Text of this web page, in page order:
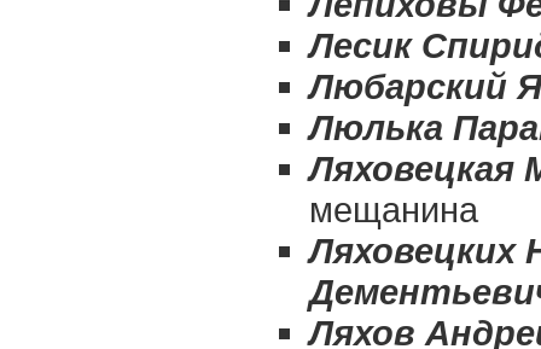
Лесик
Любарский
Люлька
Ляховецкая
мещанина
Ляховецких
Ляхов